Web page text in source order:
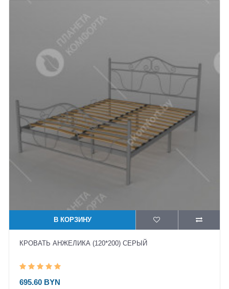
В КОРЗИНУ
КРОВАТЬ АНЖЕЛИКА (120*200) СЕРЫЙ
695.60 BYN